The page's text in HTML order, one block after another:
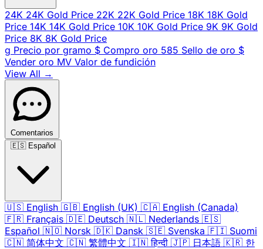
24K 24K Gold Price 22K 22K Gold Price 18K 18K Gold
Price 14K 14K Gold Price 10K 10K Gold Price 9K 9K Gold
Price 8K 8K Gold Price
g Precio por gramo $ Compro oro 585 Sello de oro $
Vender oro MV Valor de fundición
View All →
Comentarios
🇪🇸 Español
🇺🇸 English 🇬🇧 English (UK) 🇨🇦 English (Canada)
🇫🇷 Français 🇩🇪 Deutsch 🇳🇱 Nederlands 🇪🇸
Español 🇳🇴 Norsk 🇩🇰 Dansk 🇸🇪 Svenska 🇫🇮 Suomi
🇨🇳 简体中文 🇨🇳 繁體中文 🇮🇳 हिन्दी 🇯🇵 日本語 🇰🇷 한